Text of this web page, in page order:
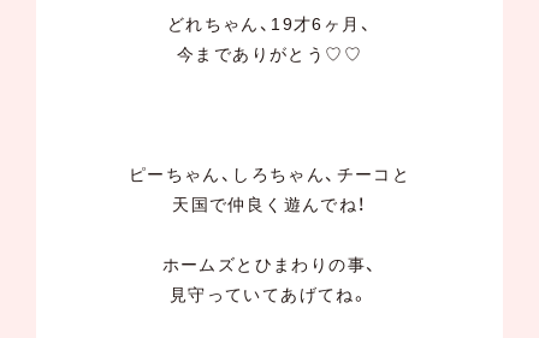
どれちゃん、19才6ヶ月、
今までありがとう♡♡
ピーちゃん、しろちゃん、チーコと
天国で仲良く遊んでね！
ホームズとひまわりの事、
見守っていてあげてね。